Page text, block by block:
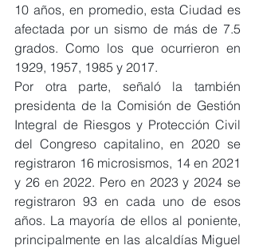
10 años, en promedio, esta Ciudad es
afectada por un sismo de más de 7.5
grados. Como los que ocurrieron en
1929, 1957, 1985 y 2017.
Por otra parte, señaló la también
presidenta de la Comisión de Gestión
Integral de Riesgos y Protección Civil
del Congreso capitalino, en 2020 se
registraron 16 microsismos, 14 en 2021
y 26 en 2022. Pero en 2023 y 2024 se
registraron 93 en cada uno de esos
años. La mayoría de ellos al poniente,
principalmente en las alcaldías Miguel